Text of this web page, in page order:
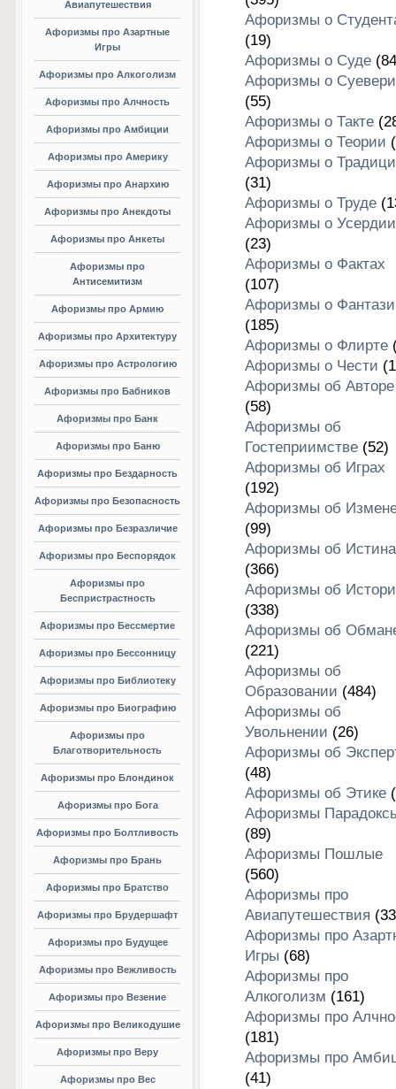
Авиапутешествия
Афоризмы про Азартные
Игры
Афоризмы про Алкоголизм
Афоризмы про Алчность
Афоризмы про Амбиции
Афоризмы про Америку
Афоризмы про Анархию
Афоризмы про Анекдоты
Афоризмы про Анкеты
Афоризмы про
Антисемитизм
Афоризмы про Армию
Афоризмы про Архитектуру
Афоризмы про Астрологию
Афоризмы про Бабников
Афоризмы про Банк
Афоризмы про Баню
Афоризмы про Бездарность
Афоризмы про Безопасность
Афоризмы про Безразличие
Афоризмы про Беспорядок
Афоризмы про
Беспристрастность
Афоризмы про Бессмертие
Афоризмы про Бессонницу
Афоризмы про Библиотеку
Афоризмы про Биографию
Афоризмы про
Благотворительность
Афоризмы про Блондинок
Афоризмы про Бога
Афоризмы про Болтливость
Афоризмы про Брань
Афоризмы про Братство
Афоризмы про Брудершафт
Афоризмы про Будущее
Афоризмы про Вежливость
Афоризмы про Везение
Афоризмы про Великодушие
Афоризмы про Веру
Афоризмы про Вес
Афоризмы о
(19)
Афоризмы о Суде
Афоризмы о
(55)
Афоризмы о Такте
Афоризмы о Теории
Афоризмы о
(31)
Афоризмы о Труде
Афоризмы о Усердии
(23)
Афоризмы о Фактах
(107)
Афоризмы о
(185)
Афоризмы о Флирте
Афоризмы о Чести
Афоризмы об Авторе
(58)
Афоризмы об
Гостеприимстве(52)
Афоризмы об Играх
(192)
Афоризмы об
(99)
Афоризмы об
(366)
Афоризмы об
(338)
Афоризмы об
(221)
Афоризмы об
Образовании (484)
Афоризмы об
Увольнении (26)
Афоризмы об
(48)
Афоризмы об Этике
Афоризмы
(89)
Афоризмы Пошлые
(560)
Афоризмы про
Авиапутешествия
Афоризмы про
Игры (68)
Афоризмы про
Алкоголизм (161)
Афоризмы про
(181)
Афоризмы про
(41)